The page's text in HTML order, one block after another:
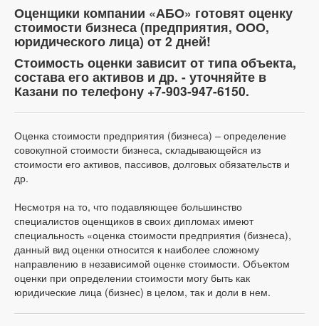
Оценщики компании «АБО» готовят оценку
стоимости бизнеса (предприятия, ООО,
юридического лица) от 2 дней!
Стоимость оценки зависит от типа объекта,
состава его активов и др. - уточняйте в
Казани по телефону +7-903-947-6150.
Оценка стоимости предприятия (бизнеса) – определение
совокупной стоимости бизнеса, складывающейся из
стоимости его активов, пассивов, долговых обязательств и
др.
Несмотря на то, что подавляющее большинство
специалистов оценщиков в своих дипломах имеют
специальность «оценка стоимости предприятия (бизнеса),
данный вид оценки относится к наиболее сложному
направлению в независимой оценке стоимости. Объектом
оценки при определении стоимости могу быть как
юридические лица (бизнес) в целом, так и доли в нем.